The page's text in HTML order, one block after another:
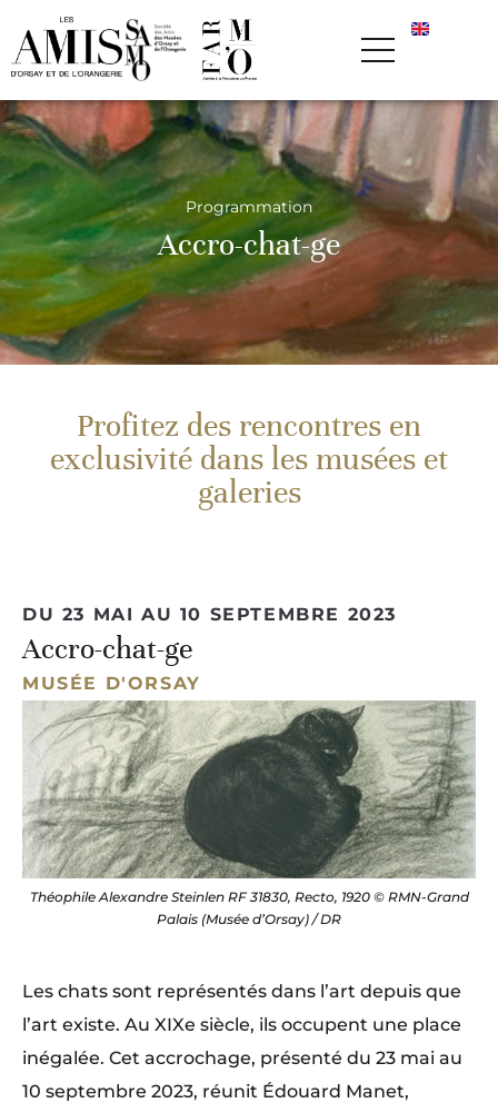
Programmation
Accro-chat-ge
Profitez des rencontres en
exclusivité dans les musées et
galeries
DU 23 MAI AU 10 SEPTEMBRE 2023
Accro-chat-ge
MUSÉE D'ORSAY
Théophile Alexandre Steinlen RF 31830, Recto, 1920 © RMN-Grand
Palais (Musée d’Orsay) / DR
Les chats sont représentés dans l’art depuis que
l’art existe. Au XIXe siècle, ils occupent une place
inégalée. Cet accrochage, présenté du 23 mai au
10 septembre 2023, réunit Édouard Manet,